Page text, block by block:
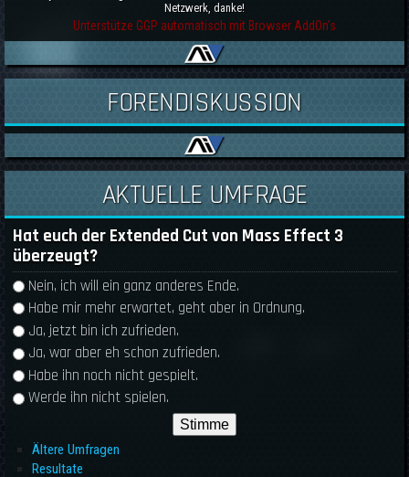
Netzwerk, danke!
Unterstütze GGP automatisch mit Browser AddOn's
FORENDISKUSSION
AKTUELLE UMFRAGE
Hat euch der Extended Cut von Mass Effect 3
überzeugt?
Auswahlmöglichkeiten
Nein, ich will ein ganz anderes Ende.
Habe mir mehr erwartet, geht aber in Ordnung.
Ja, jetzt bin ich zufrieden.
Ja, war aber eh schon zufrieden.
Habe ihn noch nicht gespielt.
Werde ihn nicht spielen.
Ältere Umfragen
Resultate